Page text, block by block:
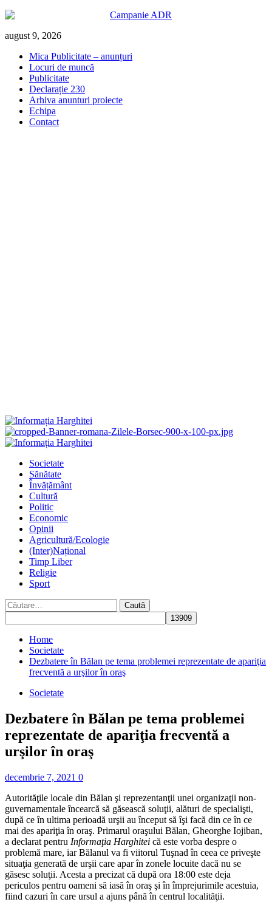
Skip
content
august 9, 2026
Mica Publicitate – anunțuri
Locuri de muncă
Publicitate
Declarație 230
Arhiva anunturi proiecte
Echipa
Contact
Primary
Societate
Sănătate
Învățământ
Cultură
Politic
Economic
Opinii
Agricultură/Ecologie
(Inter)Național
Timp Liber
Religie
Sport
Caută
după:
Home
Societate
Dezbatere în Bălan pe tema problemei reprezentate de apariţia
frecventă a urşilor în oraş
Societate
Dezbatere în Bălan pe tema problemei
reprezentate de apariţia frecventă a
urşilor în oraş
decembrie 7, 2021 0
Autorităţile locale din Bălan şi reprezentanţii unei organizaţii non-
guvernamentale încearcă să găsească soluţii, alături de specialişti,
după ce în ultima perioadă urşii au început să îşi facă din ce în ce
mai des apariţia în oraş. Primarul oraşului Bălan, Gheorghe Iojiban,
a declarat pentru Informaţia Harghitei că este vorba despre o
problemă mare, iar Bălanul va fi viitorul Tuşnad în ceea ce priveşte
situaţia generată de urşii care apar în zonele locuite dacă nu se
găsesc soluţii. Acesta a precizat că după ora 18:00 este deja
periculos pentru oameni să iasă în oraş şi în împrejurimile acestuia,
fiind cazuri în care ursul a ajuns până în centrul localităţii.